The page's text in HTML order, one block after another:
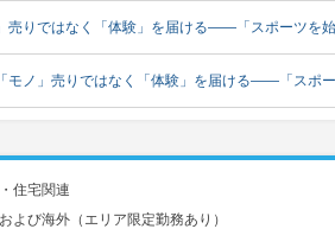
売りではなく「体験」を届ける――「スポーツを
「モノ」売りではなく「体験」を届ける――「スポ
住宅関連
よび海外（エリア限定勤務あり）